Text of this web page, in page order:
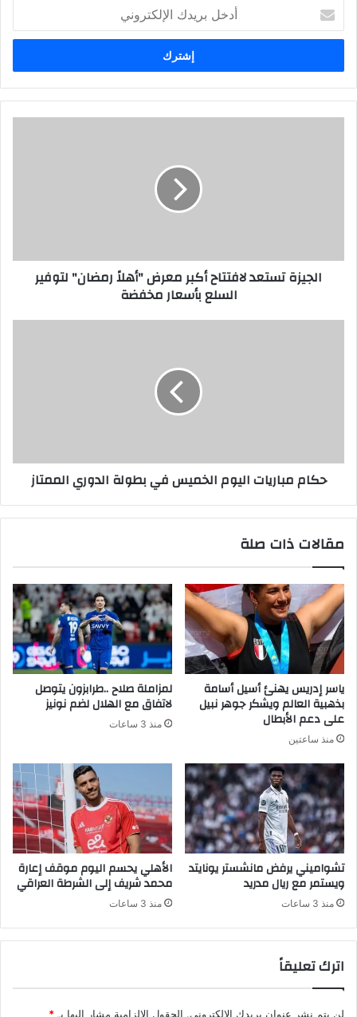
بريدك
الإلكتروني
الجيزة تستعد لافتتاح أكبر معرض "أهلاً رمضان" لتوفير
السلع بأسعار مخفضة
حكام مباريات اليوم الخميس في بطولة الدوري الممتاز
مقالات ذات صلة
ياسر إدريس يهنئ أسيل أسامة
بذهبية العالم ويشكر جوهر نبيل
على دعم الأبطال
منذ ساعتين
لمزاملة صلاح ..طرابزون يتوصل
لاتفاق مع الهلال لضم نونيز
منذ 3 ساعات
تشواميني يرفض مانشستر يونايتد
ويستمر مع ريال مدريد
منذ 3 ساعات
الأهلي يحسم اليوم موقف إعارة
محمد شريف إلى الشرطة العراقي
منذ 3 ساعات
اترك تعليقاً
لن يتم نشر عنوان بريدك الإلكتروني. الحقول الإلزامية مشار إليها بـ *